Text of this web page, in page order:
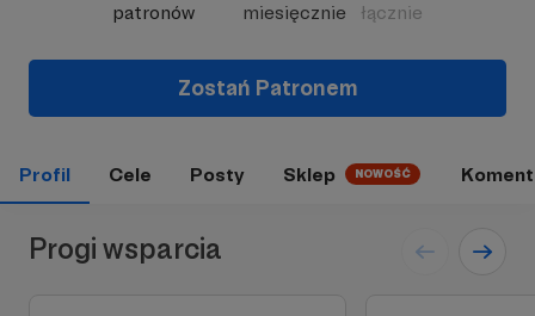
patronów
miesięcznie
łącznie
Zostań Patronem
Profil Cele Posty Sklep NOWOŚĆ
Progi wsparcia